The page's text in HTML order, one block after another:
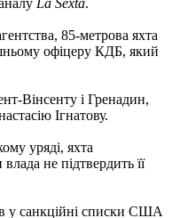
85-метрова яхта
офіцеру КДБ, який
Вінсенту і Гренадин,
Ігнатову.
уряді, яхта
не підтвердить її
у санкційні списки США